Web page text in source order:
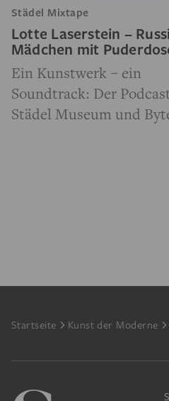
Städel Mixtape
Lotte Laserstein –
Mädchen mit
Ein Kunstwerk – ein
Soundtrack: Der
Städel Museum und
Footer
Startseite Kunst der Moderne